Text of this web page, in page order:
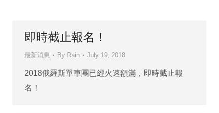
即時截止報名！
最新消息 By Rain July 19, 2018
2018俄羅斯單車團已經火速額滿，即時截止報
名！